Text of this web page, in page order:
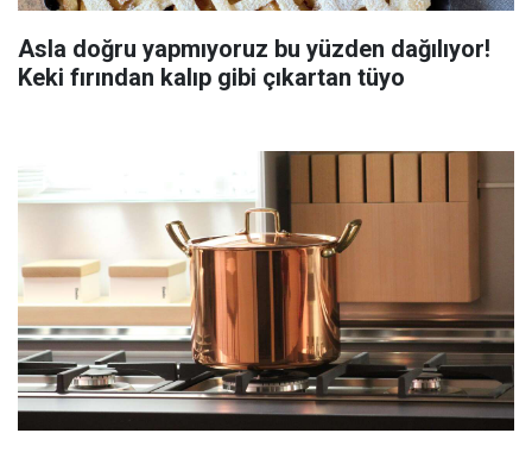
Asla doğru yapmıyoruz bu yüzden dağılıyor!
Keki fırından kalıp gibi çıkartan tüyo